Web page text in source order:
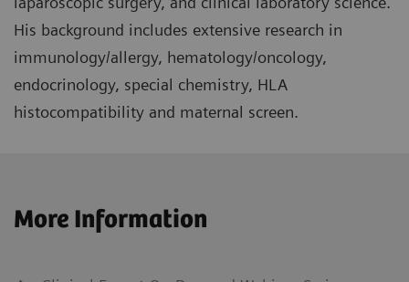
His background includes extensive research in
immunology/allergy, hematology/oncology,
endocrinology, special chemistry, HLA
histocompatibility and maternal screen.
More Information